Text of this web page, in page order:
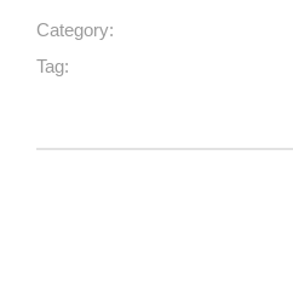
t
r
Category:
Tag: